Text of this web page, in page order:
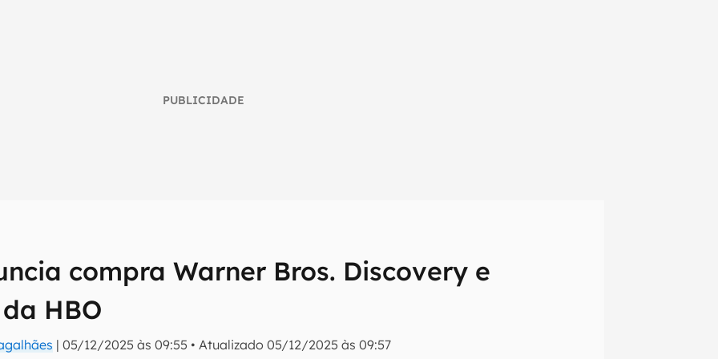
PUBLICIDADE
compra Warner Bros. Discovery e
HBO
|05/12/2025 às 09:55 •Atualizado05/12/2025 às 09:57
inteligente do mundo tech!